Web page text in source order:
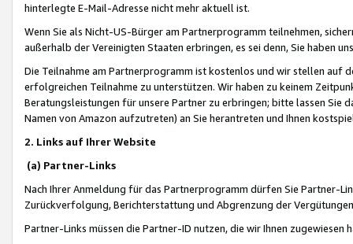
hinterlegte E-Mail-Adresse nicht mehr aktuell ist.
Wenn Sie als Nicht-US-Bürger am Partnerprogramm teilnehmen,
außerhalb der Vereinigten Staaten erbringen, es sei denn, Sie haben
Die Teilnahme am Partnerprogramm ist kostenlos und wir stellen auf
erfolgreichen Teilnahme zu unterstützen. Wir haben zu keinem
Beratungsleistungen für unsere Partner zu erbringen; bitte lassen Sie
Namen von Amazon aufzutreten) an Sie herantreten und Ihnen
2. Links auf Ihrer Website
(a) Partner-Links
Nach Ihrer Anmeldung für das Partnerprogramm dürfen Sie Partner-
Zurückverfolgung, Berichterstattung und Abgrenzung der
Partner-Links müssen die Partner-ID nutzen, die wir Ihnen zugewiesen